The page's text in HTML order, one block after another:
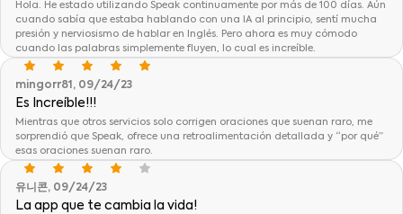
Hola. He estado utilizando Speak continuamente por más de 100 días. Aún
cuando sabía que estaba hablando con una IA al principio, sentí mucha
presión y nerviosismo de hablar en Inglés. Pero ahora es muy cómodo
cuando las palabras simplemente fluyen, lo cual es increíble.
mingorr81, 09/24/23
Es Increíble!!!
Mientras que otros servicios solo corrigen oraciones que suenan raro, me
sorprendió que Speak, ofrece una retroalimentación detallada y “por qué”
esas oraciones suenan raro.
유니콘, 09/24/23
La app que te cambia la vida!